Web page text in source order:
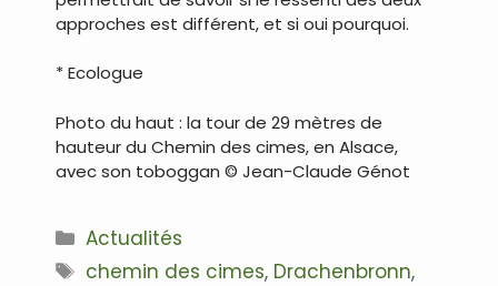
approches est différent, et si oui pourquoi.
* Ecologue
Photo du haut : la tour de 29 mètres de
hauteur du Chemin des cimes, en Alsace,
avec son toboggan © Jean-Claude Génot
Catégories
Actualités
Étiquettes
chemin des cimes, Drachenbronn,